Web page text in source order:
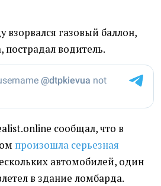
взорвался газовый баллон,
водитель.
сообщал, что в
произошла серьезная
автомобилей, один
в здание ломбарда.